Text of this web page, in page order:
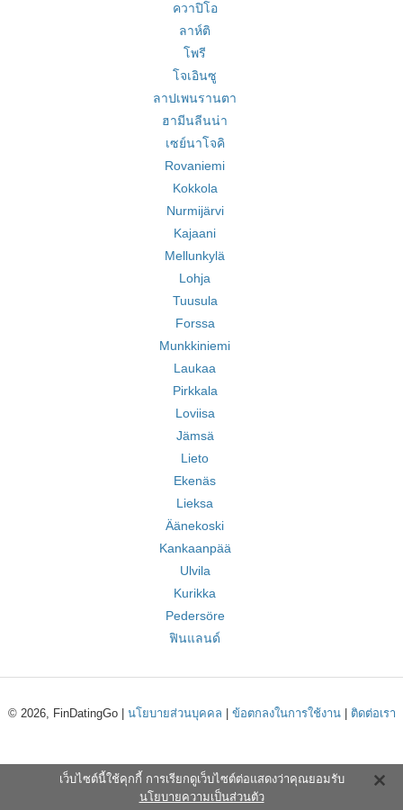
ควาปิโอ
ลาห์ติ
โพรี
โจเอินซู
ลาปเพนรานตา
ฮามีนลีนน่า
เซย์นาโจคิ
Rovaniemi
Kokkola
Nurmijärvi
Kajaani
Mellunkylä
Lohja
Tuusula
Forssa
Munkkiniemi
Laukaa
Pirkkala
Loviisa
Jämsä
Lieto
Ekenäs
Lieksa
Äänekoski
Kankaanpää
Ulvila
Kurikka
Pedersöre
ฟินแลนด์
© 2026, FinDatingGo | นโยบายส่วนบุคคล ข้อตกลงในการใช้งาน| ติดต่อเรา
เว็บไซต์นี้ใช้คุกกี้ การเรียกดูเว็บไซต์ต่อแสดงว่าคุณยอมรับ
นโยบายความเป็นส่วนตัว